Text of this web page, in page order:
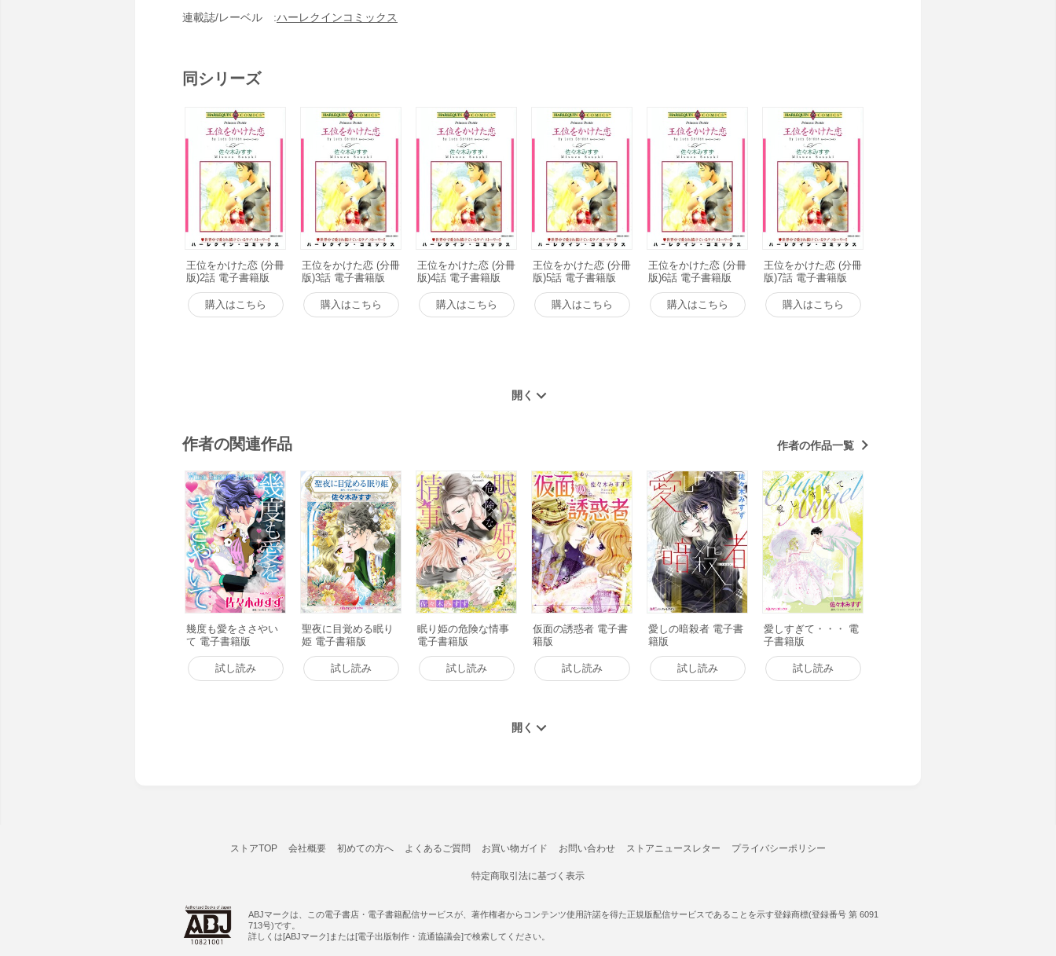
連載誌/レーベル ハーレクインコミックス
同シリーズ
王位をかけた恋 (分冊
版)2話 電子書籍版
購入はこちら
王位をかけた恋 (分冊
版)3話 電子書籍版
購入はこちら
王位をかけた恋 (分冊
版)4話 電子書籍版
購入はこちら
王位をかけた恋 (分冊
版)5話 電子書籍版
購入はこちら
王位をかけた恋 (分冊
版)6話 電子書籍版
購入はこちら
王位をかけた恋 (分冊
版)7話 電子書籍版
購入はこちら
作者の関連作品 作者の作品一覧
幾度も愛をささやい
て 電子書籍版
試し読み
聖夜に目覚める眠り
姫 電子書籍版
試し読み
眠り姫の危険な情事
電子書籍版
試し読み
仮面の誘惑者 電子書
籍版
試し読み
愛しの暗殺者 電子書
籍版
試し読み
愛しすぎて・・・ 電
子書籍版
試し読み
ストアTOP 会社概要 初めての方へ よくあるご質問 お買い物ガイド お問い合わせ ストアニュースレター プライバシーポリシー
特定商取引法に基づく表示
ABJマークは、この電子書店・電子書籍配信サービスが、著作権者からコンテンツ使用許諾を得た正規版配信サービスであることを示す登録商標(登録番号 第 6091
713号)です。
詳しくは[ABJマーク]または[電子出版制作・流通協議会]で検索してください。